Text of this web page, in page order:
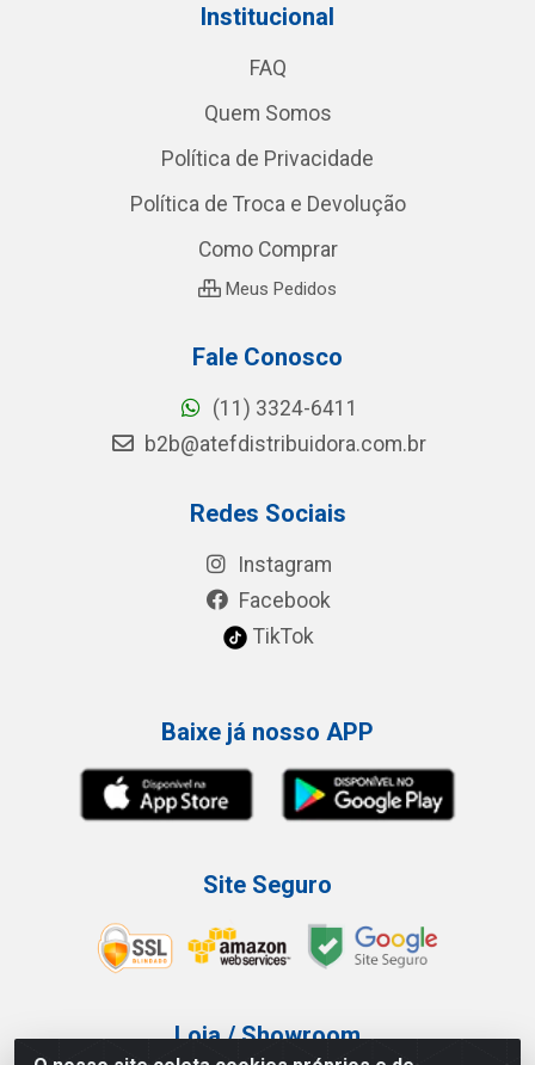
Institucional
FAQ
Quem Somos
Política de Privacidade
Política de Troca e Devolução
Como Comprar
Meus Pedidos
Fale Conosco
(11) 3324-6411
b2b@atefdistribuidora.com.br
Redes Sociais
Instagram
Facebook
TikTok
Baixe já nosso APP
Site Seguro
Loja / Showroom